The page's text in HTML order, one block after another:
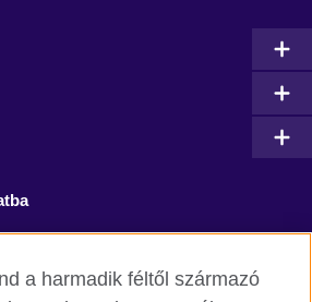
a harmadik féltől származó